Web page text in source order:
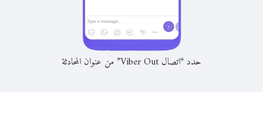
حدد “اتصال Viber Out” من عنوان المحادثة